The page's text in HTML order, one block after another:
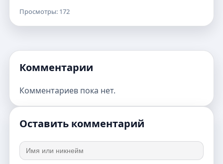
Просмотры: 172
Комментарии
Комментариев пока нет.
Оставить комментарий